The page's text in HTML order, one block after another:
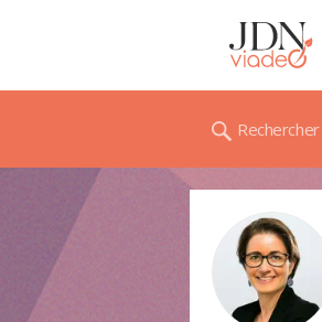
Rechercher
Delphine VERNEAU